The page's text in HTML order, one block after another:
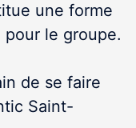
une forme
le groupe.